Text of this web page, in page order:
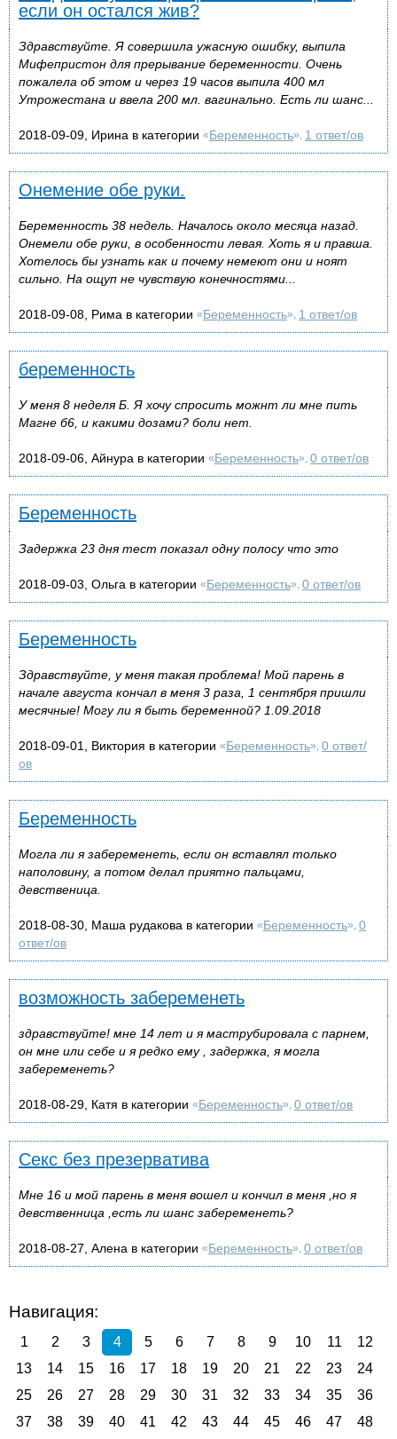
если он остался жив?
Здравствуйте. Я совершила ужасную ошибку, выпила
Мифепристон для прерывание беременности. Очень
пожалела об этом и через 19 часов выпила 400 мл
Утрожестана и ввела 200 мл. вагинально. Есть ли шанс...
2018-09-09, Ирина в категории «Беременность», 1 ответ/ов
Онемение обе руки.
Беременность 38 недель. Началось около месяца назад.
Онемели обе руки, в особенности левая. Хоть я и правша.
Хотелось бы узнать как и почему немеют они и ноят
сильно. На ощуп не чувствую конечностями...
2018-09-08, Рима в категории «Беременность», 1 ответ/ов
беременность
У меня 8 неделя Б. Я хочу спросить можнт ли мне пить
Магне б6, и какими дозами? боли нет.
2018-09-06, Айнура в категории «Беременность», 0 ответ/ов
Беременность
Задержка 23 дня тест показал одну полосу что это
2018-09-03, Ольга в категории «Беременность», 0 ответ/ов
Беременность
Здравствуйте, у меня такая проблема! Мой парень в
начале августа кончал в меня 3 раза, 1 сентября пришли
месячные! Могу ли я быть беременной? 1.09.2018
2018-09-01, Виктория в категории «Беременность», 0 ответ/
ов
Беременность
Могла ли я забеременеть, если он вставлял только
наполовину, а потом делал приятно пальцами,
девственица.
2018-08-30, Маша рудакова в категории «Беременность», 0
ответ/ов
возможность забеременеть
здравствуйте! мне 14 лет и я маструбировала с парнем,
он мне или себе и я редко ему , задержка, я могла
забеременеть?
2018-08-29, Катя в категории «Беременность», 0 ответ/ов
Секс без презерватива
Мне 16 и мой парень в меня вошел и кончил в меня ,но я
девственница ,есть ли шанс забеременеть?
2018-08-27, Алена в категории «Беременность», 0 ответ/ов
Навигация:
1 2 3 4 5 6 7 8 9 10 11
12
13
14 15 16 17 18 19 20 21 22 23
24
25
26 27 28 29 30 31 32 33 34 35
36
37
38 39 40 41 42 43 44 45 46 47
48